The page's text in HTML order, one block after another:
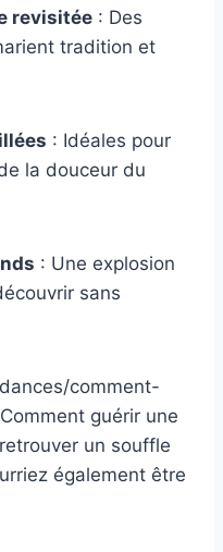
revisitée : Des
tradition et
: Idéales pour
la douceur du
: Une explosion
sans
comment-
guérir une
un souffle
également être